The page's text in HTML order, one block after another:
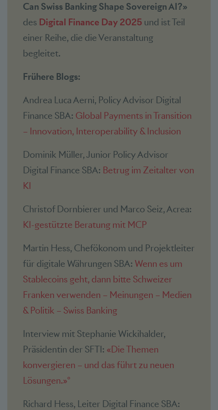
Can Swiss Banking Shape Sovereign AI?»
des Digital Finance Day 2025 und ist Teil
einer Reihe, die die Veranstaltung
begleitet.
Frühere Blogs:
Andrea Luca Aerni, Policy Advisor Digital
Finance SBA: Global Payments in Transition
– Innovation, Interoperability & Inclusion
Dominik Müller, Junior Policy Advisor
Digital Finance SBA: Betrug im Zeitalter von
KI
Christof Dornbierer und Marco Seiz, Acrea:
KI-gestützte Beratung mit MCP
Martin Hess, Chefökonom und Projektleiter
für digitale Währungen SBA: Wenn es um
Stablecoins geht, dann bitte Schweizer
Franken verwenden – Meinungen – Medien
& Politik – Swiss Banking
Interview mit Stephanie Wickihalder,
Präsidentin der SFTI: «Die Themen
konvergieren – und das führt zu neuen
Lösungen.»°
Richard Hess, Leiter Digital Finance SBA: